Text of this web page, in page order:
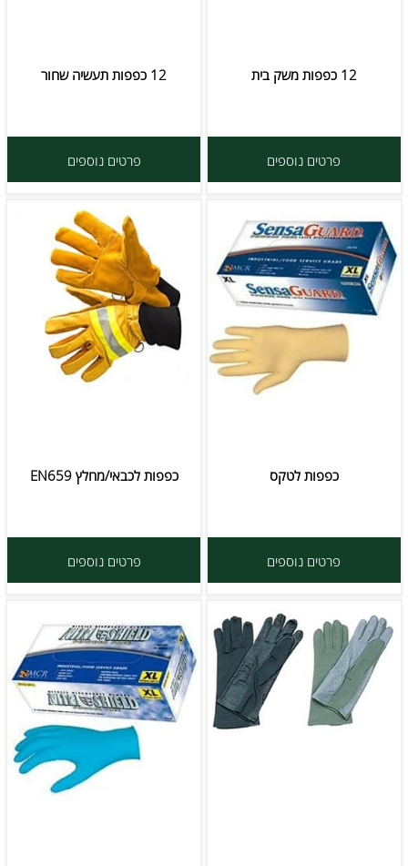
12 כפפות משק בית
פרטים נוספים
12 כפפות תעשיה שחור
פרטים נוספים
כפפות לטקס
פרטים נוספים
כפפות לכבאי/מחלץ EN659
פרטים נוספים